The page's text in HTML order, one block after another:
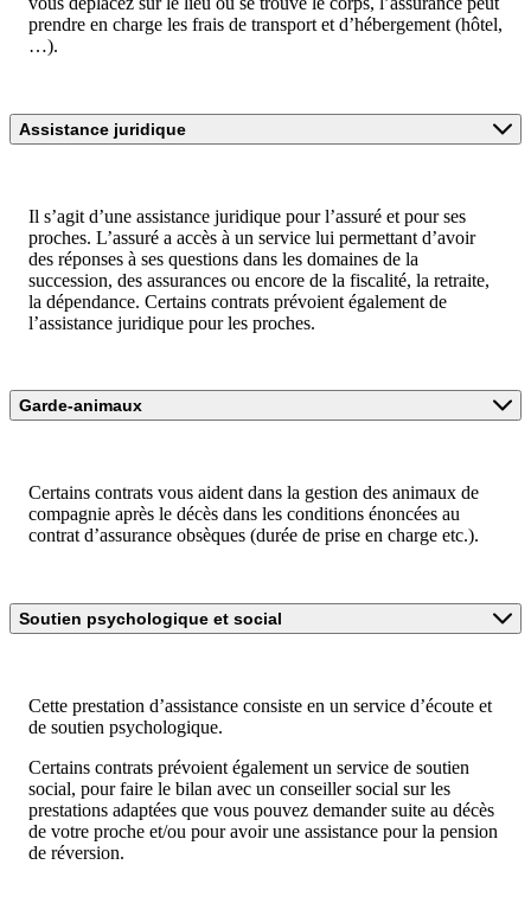
prendre en charge les frais de transport et d’hébergement (hôtel,
…).
Assistance juridique
Il s’agit d’une assistance juridique pour l’assuré et pour ses
proches. L’assuré a accès à un service lui permettant d’avoir
des réponses à ses questions dans les domaines de la
succession, des assurances ou encore de la fiscalité, la retraite,
la dépendance. Certains contrats prévoient également de
l’assistance juridique pour les proches.
Garde-animaux
Certains contrats vous aident dans la gestion des animaux de
compagnie après le décès dans les conditions énoncées au
contrat d’assurance obsèques (durée de prise en charge etc.).
Soutien psychologique et social
Cette prestation d’assistance consiste en un service d’écoute et
de soutien psychologique.
Certains contrats prévoient également un service de soutien
social, pour faire le bilan avec un conseiller social sur les
prestations adaptées que vous pouvez demander suite au décès
de votre proche et/ou pour avoir une assistance pour la pension
de réversion.